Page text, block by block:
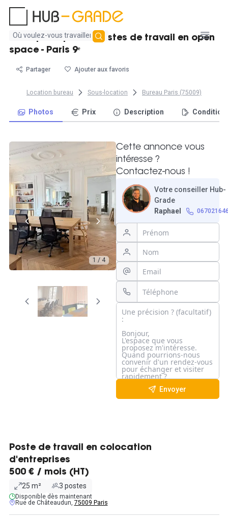
Aucun
trouvé
Bel espace pour 3 postes de travail en open
space - Paris 9ᵉ
Partager Ajouter aux favoris
Location bureau Sous-location Bureau Paris (75009)
Photos Prix Description
1 / 4
Cette annonce vous
intéresse ?
Contactez-nous !
Votre conseiller Hub-
Grade
Raphael
Envoyer
Poste de travail en colocation
d'entreprises
500 € / mois (HT)
25 m² 3 postes
Disponible dès maintenant
Rue de Châteaudun, 75009 Paris